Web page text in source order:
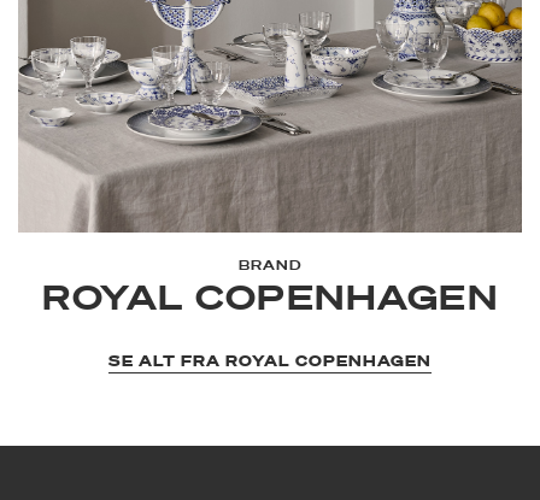
BRAND
ROYAL COPENHAGEN
SE ALT FRA ROYAL COPENHAGEN